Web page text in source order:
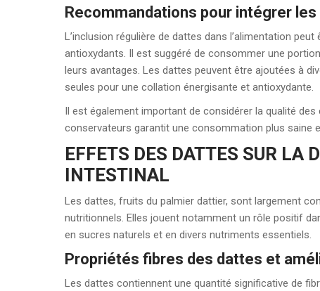
Recommandations pour intégrer
L’inclusion régulière de dattes dans l’alimentation
antioxydants. Il est suggéré de consommer une
leurs avantages. Les dattes peuvent être ajoutées à
seules pour une collation énergisante et antioxydante.
Il est également important de considérer la qualité
conservateurs garantit une consommation plus saine
EFFETS DES DATTES SUR LA
INTESTINAL
Les dattes, fruits du palmier dattier, sont largement
nutritionnels. Elles jouent notamment un rôle positif
en sucres naturels et en divers nutriments essentiels.
Propriétés fibres des dattes et
Les dattes contiennent une quantité significative de